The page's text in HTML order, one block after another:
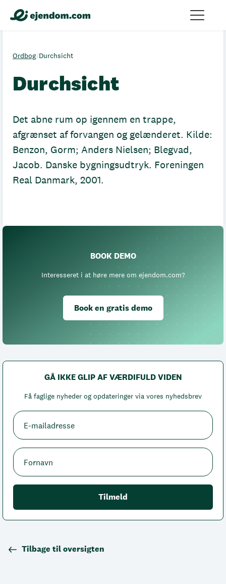
Ordbog/Durchsicht
Durchsicht
Det abne rum op igennem en trappe,
afgrænset af forvangen og gelænderet. Kilde:
Benzon, Gorm; Anders Nielsen; Blegvad,
Jacob. Danske bygningsudtryk. Foreningen
Real Danmark, 2001.
BOOK DEMO
Interesseret i at høre mere om ejendom.com?
Book en gratis demo
GÅ IKKE GLIP AF VÆRDIFULD VIDEN
Få faglige nyheder og opdateringer via vores nyhedsbrev
Tilbage til oversigten